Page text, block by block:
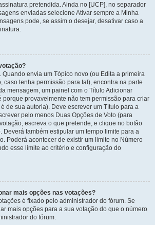
pretendida. Ainda no [UCP], no separador
enviadas selecione Ativar sempre a Minha
pode, se assim o desejar, desativar caso a
Quando envia um Tópico novo (ou Edita a primeira
caso tenha permissão para tal), encontra na parte
mensagem, um painel com o Título Adicionar
porque provavelmente não tem permissão para criar
de sua autoria). Deve escrever um Título para a
pelo menos Duas Opções de Voto (para
escreva o que pretende, e clique no botão
Deverá também estipular um tempo limite para a
Poderá acontecer de existir um limite no Número
esse limite ao critério e configuração do
mais opções nas votações?
é fixado pelo administrador do fórum. Se
mais opções para a sua votação do que o número
do fórum.